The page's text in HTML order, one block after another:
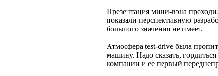
Презентация мини-вэна
показали перспективную
большого значения не имеет.
Атмосфера test-drive была
машину. Надо сказать,
компании и ее первый